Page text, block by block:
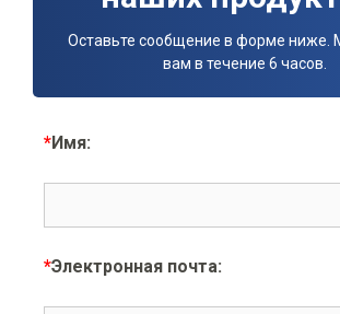
Оставьте сообщение в форме ниже.
вам в течение 6 часов.
*Имя:
*Электронная почта: